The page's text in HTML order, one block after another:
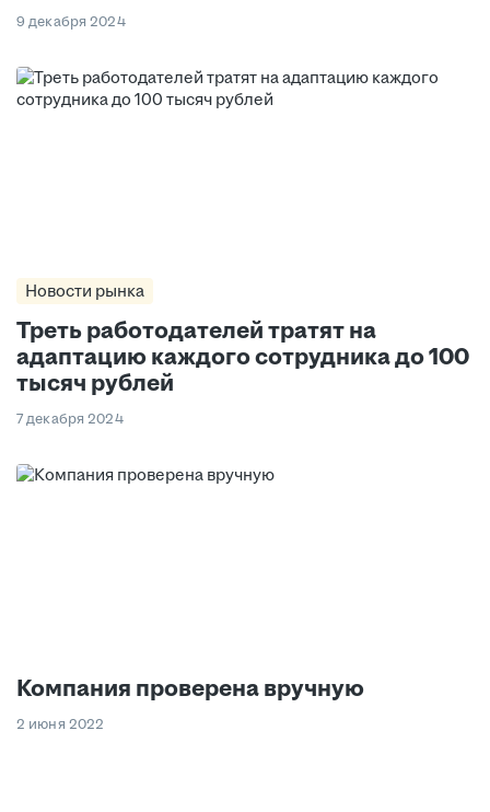
9 декабря 2024
Новости рынка
Треть работодателей тратят на
адаптацию каждого сотрудника до 100
тысяч рублей
7 декабря 2024
Компания проверена вручную
2 июня 2022